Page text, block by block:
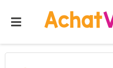
Menu
M MEA FLORIAN